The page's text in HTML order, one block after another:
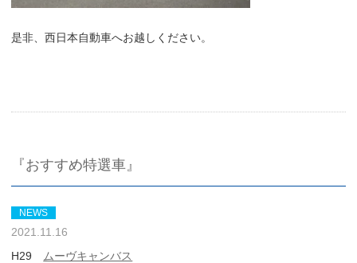
是非、西日本自動車へお越しください。
『おすすめ特選車』
NEWS
2021.11.16
H29
ムーヴキャンバス